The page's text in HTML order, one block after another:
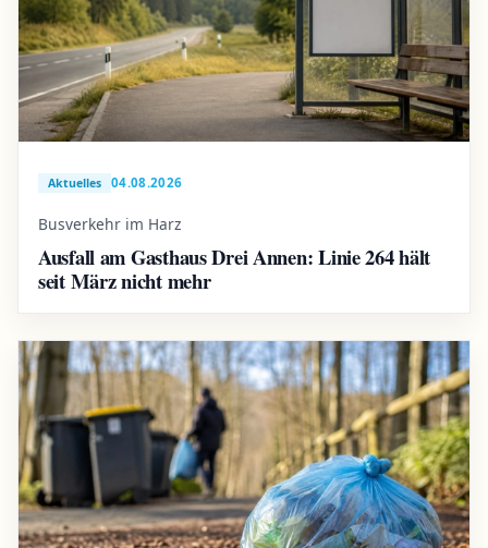
Aktuelles 04.08.2026
Busverkehr im Harz
Ausfall am Gasthaus Drei Annen: Linie 264 hält
seit März nicht mehr